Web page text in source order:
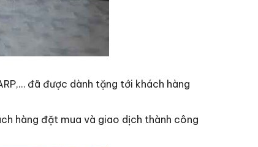
đã được dành tặng tới khách hàng
hàng đặt mua và giao dịch thành công